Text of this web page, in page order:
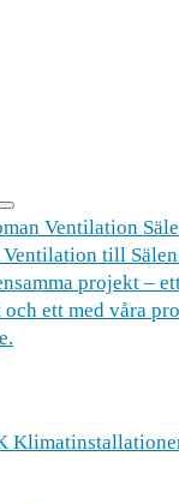
Ventilation
till
projekt –
och ett med våra